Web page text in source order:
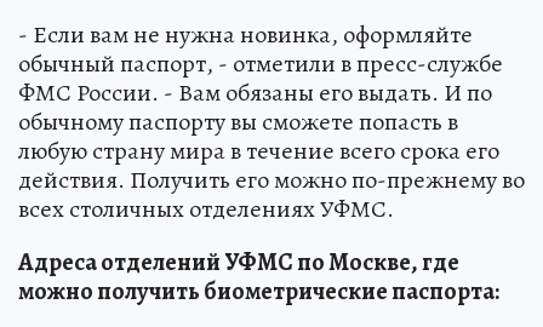
- Если вам не нужна новинка, оформляйте
обычный паспорт, - отметили в пресс-службе
ФМС России. - Вам обязаны его выдать. И по
обычному паспорту вы сможете попасть в
любую страну мира в течение всего срока его
действия. Получить его можно по-прежнему во
всех столичных отделениях УФМС.
Адреса отделений УФМС по Москве, где
можно получить биометрические паспорта: